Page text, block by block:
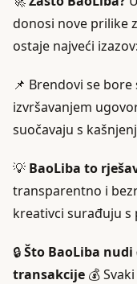
donosi nove prilike
ostaje najveći izazov:
📌 Brendovi se
izvršavanjem
suočavaju s
💡 BaoLiba to
transparentno i
kreativci surađuju s
🔒Što BaoLiba nudi
transakcije 💰